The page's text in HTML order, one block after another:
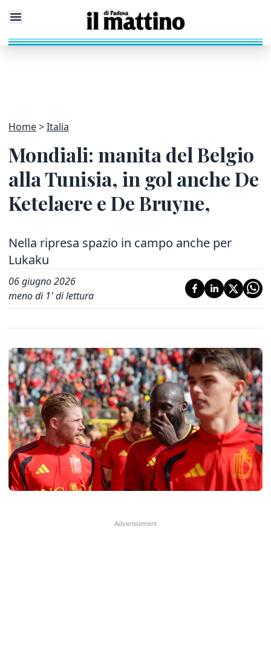
Home Italia
Mondiali: manita del Belgio
alla Tunisia, in gol anche De
Ketelaere e De Bruyne,
Nella ripresa spazio in campo anche per
Lukaku
06 giugno 2026
meno di 1' di lettura